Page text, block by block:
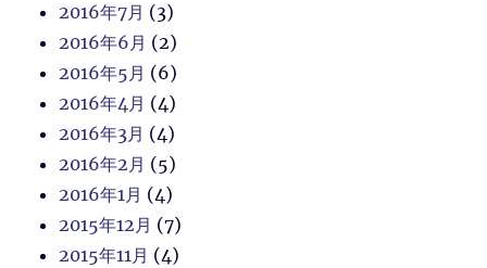
2016年7月 (3)
2016年6月 (2)
2016年5月 (6)
2016年4月 (4)
2016年3月 (4)
2016年2月 (5)
2016年1月 (4)
2015年12月 (7)
2015年11月 (4)